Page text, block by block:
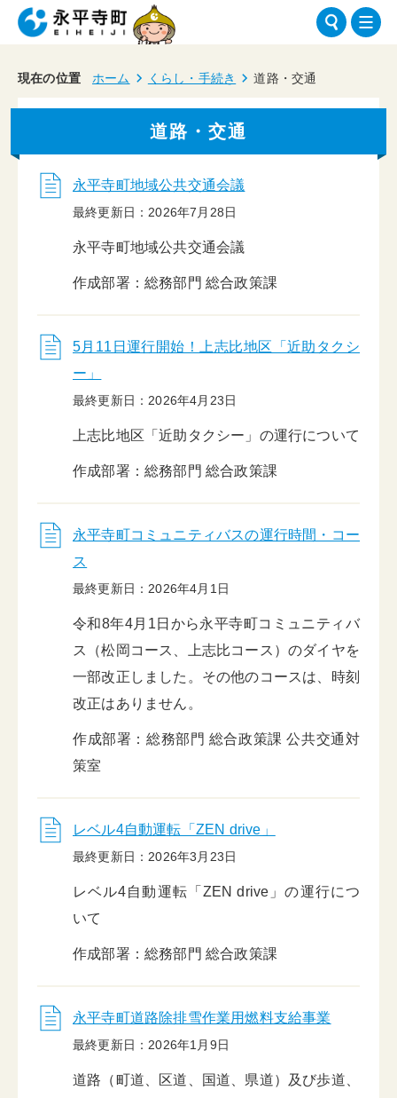
現在の位置 ホーム くらし・手続き 道路・交通
道路・交通
永平寺町地域公共交通会議
最終更新日：2026年7月28日
永平寺町地域公共交通会議
作成部署：総務部門 総合政策課
5月11日運行開始！上志比地区「近助タクシ
ー」
最終更新日：2026年4月23日
上志比地区「近助タクシー」の運行について
作成部署：総務部門 総合政策課
永平寺町コミュニティバスの運行時間・コー
ス
最終更新日：2026年4月1日
令和8年4月1日から永平寺町コミュニティバ
ス（松岡コース、上志比コース）のダイヤを
一部改正しました。その他のコースは、時刻
改正はありません。
作成部署：総務部門 総合政策課 公共交通対
策室
レベル4自動運転「ZEN drive」
最終更新日：2026年3月23日
レベル4自動運転「ZEN drive」の運行につ
いて
作成部署：総務部門 総合政策課
永平寺町道路除排雪作業用燃料支給事業
最終更新日：2026年1月9日
道路（町道、区道、国道、県道）及び歩道、